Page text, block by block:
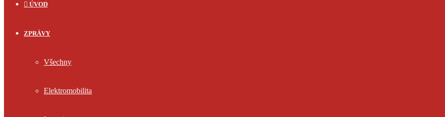
ÚVOD
ZPRÁVY
Všechny
Elektromobilita